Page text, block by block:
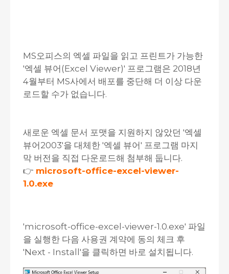
MS오피스의 엑셀 파일을 읽고 프린트가 가능한
'엑셀 뷰어(Excel Viewer)' 프로그램은 2018년
4월부터 MS사에서 배포를 중단해 더 이상 다운
로드할 수가 없습니다.
새로운 엑셀 문서 포맷을 지원하지 않았던 '엑셀
뷰어2003'을 대체한 '엑셀 뷰어' 프로그램 마지
막 버전을 직접 다운로드해 첨부해 둡니다.
👉 microsoft-office-excel-viewer-
1.0.exe
'microsoft-office-excel-viewer-1.0.exe' 파일
을 실행한 다음 사용권 계약에 동의 체크 후
'Next - Install'을 클릭하면 바로 설치됩니다.